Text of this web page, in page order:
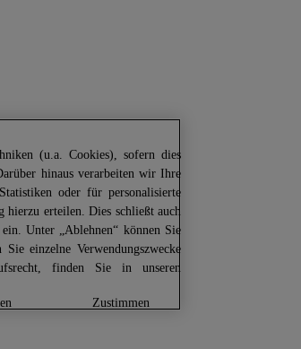
(u.a. Cookies), sofern dies
hinaus verarbeiten wir Ihre
oder für personalisierte
hierzu erteilen. Dies schließt auch
Unter „Ablehnen“ können Sie
einzelne Verwendungszwecke
finden Sie in unseren
zustimmen